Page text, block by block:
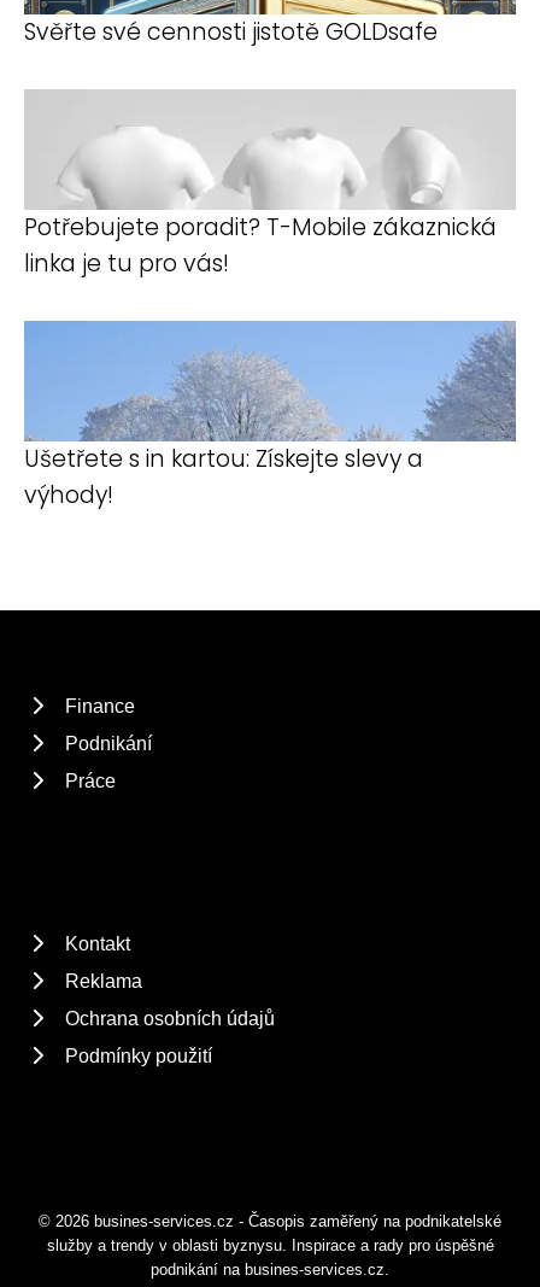
Svěřte své cennosti jistotě GOLDsafe
Potřebujete poradit? T-Mobile zákaznická
linka je tu pro vás!
Ušetřete s in kartou: Získejte slevy a
výhody!
Finance
Podnikání
Práce
Kontakt
Reklama
Ochrana osobních údajů
Podmínky použití
© 2026 busines-services.cz - Časopis zaměřený na podnikatelské
služby a trendy v oblasti byznysu. Inspirace a rady pro úspěšné
podnikání na busines-services.cz.